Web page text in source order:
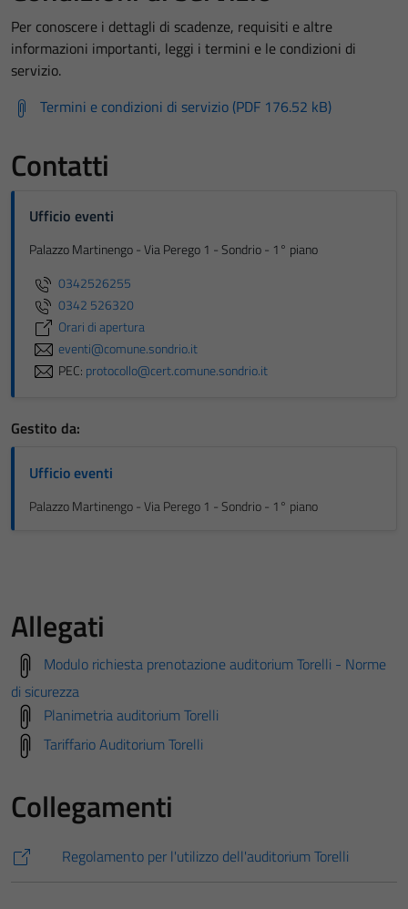
Per conoscere i dettagli di scadenze, requisiti e altre
informazioni importanti, leggi i termini e le condizioni di
servizio.
Termini e condizioni di servizio (PDF 176.52 kB)
Contatti
Ufficio eventi
Palazzo Martinengo - Via Perego 1 - Sondrio - 1° piano
0342526255
0342 526320
Orari di apertura
eventi@comune.sondrio.it
PEC: protocollo@cert.comune.sondrio.it
Gestito da:
Ufficio eventi
Palazzo Martinengo - Via Perego 1 - Sondrio - 1° piano
Allegati
Modulo richiesta prenotazione auditorium Torelli - Norme
di sicurezza
Planimetria auditorium Torelli
Tariffario Auditorium Torelli
Collegamenti
Regolamento per l'utilizzo dell'auditorium Torelli